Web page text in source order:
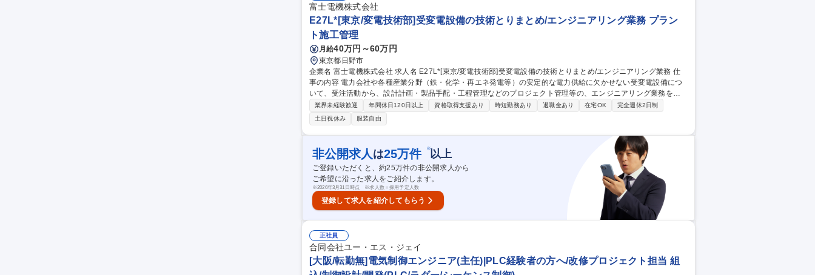
富士電機株式会社
E27L*[東京/変電技術部]受変電設備の技術とりまとめ/エンジニアリング業務 プラン
ト施工管理
月給40万円～60万円
東京都日野市
企業名 富士電機株式会社 求人名 E27L*[東京/変電技術部]受変電設備の技術とりまとめ/エンジニアリング業務 仕
事の内容 電力会社や各種産業分野（鉄・化学・再エネ発電等）の安定的な電力供給に欠かせない受変電設備につ
いて、受注活動から、設計計画・製品手配・工程管理などのプロジェクト管理等の、エンジニアリング業務をお
任せ。 ●プロジェクトの初期（計画・仕様検討）から製品納入・運転開始まで、各部門と連携しながら推進して頂
きます。・標準的には20ヶ月程度のエンジニアリング期間（システム設計～現地試験含む）・他社では分業され
がちな業務を一体として担当（プロジェクトマネジメント＋技術設計＋調達管理＋現地対応）：達成感や技術的
観点・調整能力を高めやすいポジション。・電力会社向け電気工事とりまとめ可能な即戦力が望ましい。 募集職
種 E27L*[東京/変電技術部]受変電設備の技術とりまとめ/エンジニアリング業務
業界未経験歓迎 年間休日120日以上 資格取得支援あり 時短勤務あり 退職金あり 在宅OK
完全週休2日制
土日祝休み
服装自由
非公開求人 は25万件 ※以上
ご登録いただくと、約25万件の非公開求人から
ご希望に沿った求人をご紹介します。
※2026年3月31日時点 ※求人数＝採用予定人数
登録して求人を紹介してもらう
正社員
合同会社ユー・エス・ジェイ
[大阪/転勤無]電気制御エンジニア(主任)|PLC経験者の方へ/改修プロジェクト担当 組